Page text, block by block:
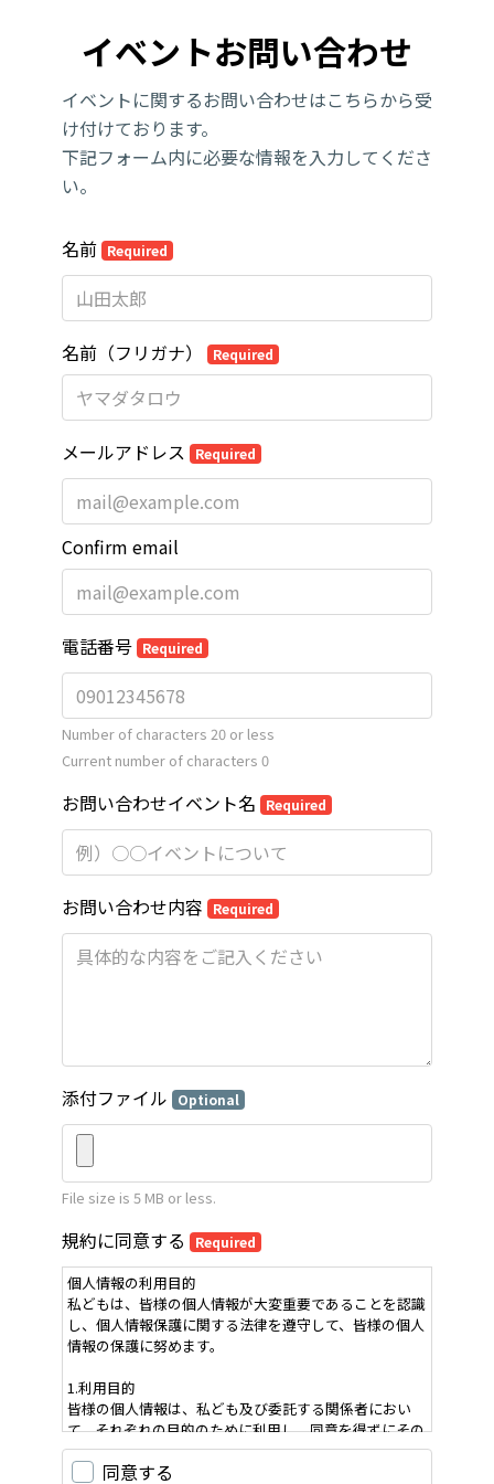
イベントお問い合わせ
イベントに関するお問い合わせはこちらから受
け付けております。
下記フォーム内に必要な情報を入力してくださ
い。
名前 Required
名前（フリガナ） Required
メールアドレス Required
Confirm email
電話番号 Required
Number of characters 20 or less
Current number of characters 0
お問い合わせイベント名 Required
お問い合わせ内容 Required
添付ファイル Optional
File size is 5 MB or less.
規約に同意する Required
個人情報の利用目的
私どもは、皆様の個人情報が大変重要であることを認識
し、個人情報保護に関する法律を遵守して、皆様の個人
情報の保護に努めます。
1.利用目的
皆様の個人情報は、私ども及び委託する関係者におい
て、それぞれの目的のために利用し、同意を得ずにその
目的以外で利用致しません。
同意する